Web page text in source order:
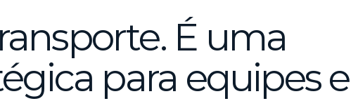
É uma
para equipes e